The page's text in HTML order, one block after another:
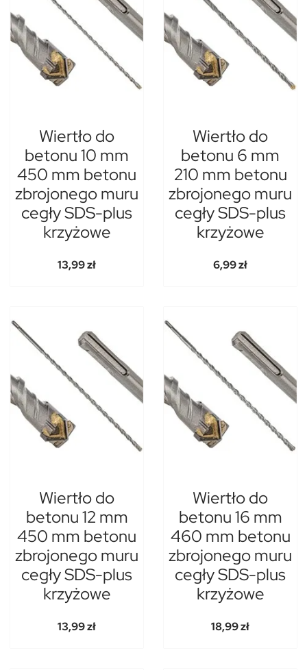
Wiertło do
betonu 10 mm
450 mm betonu
zbrojonego muru
cegły SDS-plus
krzyżowe
13,99 zł
Wiertło do
betonu 6 mm
210 mm betonu
zbrojonego muru
cegły SDS-plus
krzyżowe
6,99 zł
Wiertło do
betonu 12 mm
450 mm betonu
zbrojonego muru
cegły SDS-plus
krzyżowe
13,99 zł
Wiertło do
betonu 16 mm
460 mm betonu
zbrojonego muru
cegły SDS-plus
krzyżowe
18,99 zł